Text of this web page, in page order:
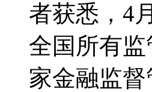
者获悉，4
全国所有
家金融监